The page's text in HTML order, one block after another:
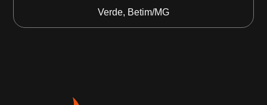
Verde, Betim/MG